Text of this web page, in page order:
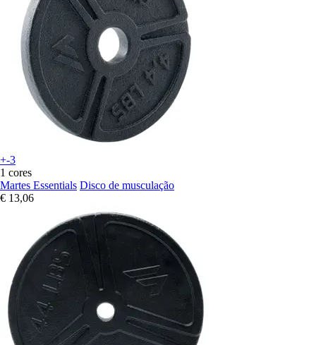
+-3
1 cores
Martes Essentials Disco de musculação
€ 13,06